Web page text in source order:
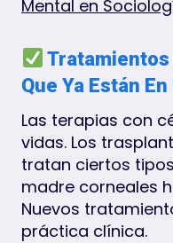
Mental en
Tratamientos
Que Ya Están En
Las terapias con
vidas. Los
tratan ciertos
madre corneales
Nuevos
práctica clínica.